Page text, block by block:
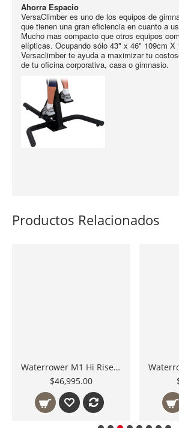
Ahorra Espacio
VersaClimber es uno de los equipos de
que tienen una gran eficiencia en cuanto a
Mucho mas compacto que otros equipos
elípticas. Ocupando sólo 43" x 46" 109cm X
Versaclimber te ayuda a maximizar tu
de tu oficina corporativa, casa o gimnasio.
Productos Relacionados
Waterrower M1 Hi Rise Máquina de Remo Metálica de Servicio Pesado M1-HIRISE México
$46,995.00